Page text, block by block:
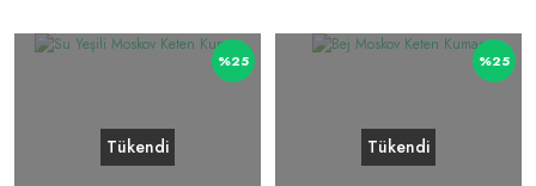
%25
Tükendi
%25
Tükendi